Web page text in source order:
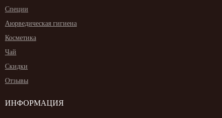
Специи
Аюрведическая гигиена
Косметика
Чай
Скидки
Отзывы
ИНФОРМАЦИЯ